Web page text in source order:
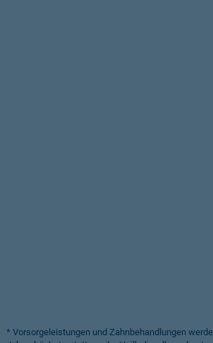
* Vorsorgeleistungen und Zahnbehandlungen